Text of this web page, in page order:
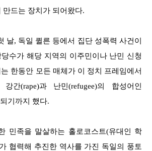
만드는 장치가 되어왔다.
날, 독일 퀼른 등에서 집단 성폭력 사건이
수가 해당 지역의 이주민이나 난민 신청
한동안 모든 매체가 이 정치 프레임에서
간(rape)과 난민(refugee)의 합성어인
되기까지 했다.
민족을 말살하는 홀로코스트(유대인 학
협력해 추진한 역사를 가진 독일의 풍토